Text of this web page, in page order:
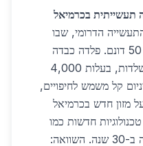
תעשייתית בכרמיאל
הדרומי, שבו
נבנים 5 מפעלים חדשים בשטח 50 דונם. פלדה כבדה
מסוג S355 נעשה בה שימוש לשלדות, בעלות 4,000
קל משמש לחיפויים,
מפעל מזון חדש בכרמיאל
יצוק. טכנולוגיות חדשות כמו
פלדה מצופה גלוון מונעות קורוזיה ב-30 שנה. השוואה: